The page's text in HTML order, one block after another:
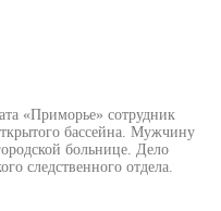
«Приморье» сотрудник
бассейна. Мужчину
больнице. Дело
следственного отдела.